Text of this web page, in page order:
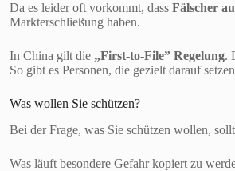
Da es leider oft vorkommt, dass Fälscher
Markterschließung haben.
In China gilt die „First-to-File” Regelung.
So gibt es Personen, die gezielt darauf
Was wollen Sie schützen?
Bei der Frage, was Sie schützen wollen,
Was läuft besondere Gefahr kopiert zu